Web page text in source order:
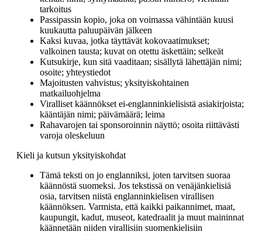
tarkoitus
Passipassin kopio, joka on voimassa vähintään kuusi
kuukautta paluupäivän jälkeen
Kaksi kuvaa, jotka täyttävät kokovaatimukset;
valkoinen tausta; kuvat on otettu äskettäin; selkeät
Kutsukirje, kun sitä vaaditaan; sisällytä lähettäjän nimi;
osoite; yhteystiedot
Majoitusten vahvistus; yksityiskohtainen
matkailuohjelma
Viralliset käännökset ei-englanninkielisistä asiakirjoista;
kääntäjän nimi; päivämäärä; leima
Rahavarojen tai sponsoroinnin näyttö; osoita riittävästi
varoja oleskeluun
Kieli ja kutsun yksityiskohdat
Tämä teksti on jo englanniksi, joten tarvitsen suoraa
käännöstä suomeksi. Jos tekstissä on venäjänkielisiä
osia, tarvitsen niistä englanninkielisen virallisen
käännöksen. Varmista, että kaikki paikannimet, maat,
kaupungit, kadut, museot, katedraalit ja muut maininnat
käännetään niiden virallisiin suomenkielisiin